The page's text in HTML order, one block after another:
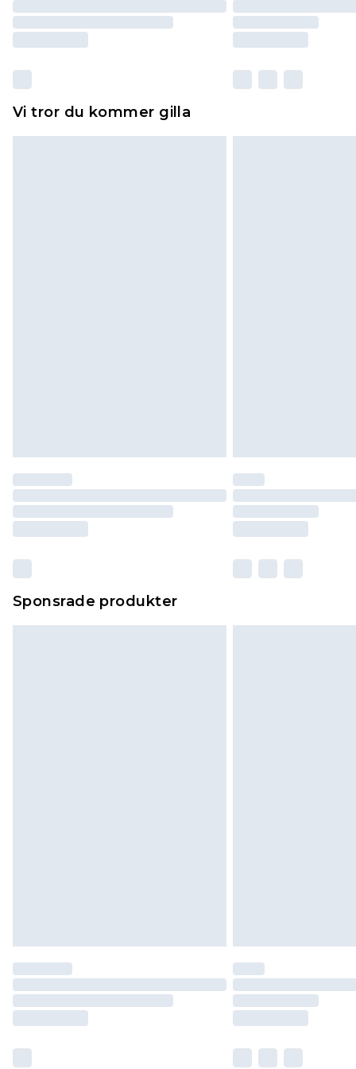
Vi tror du kommer gilla
Sponsrade produkter